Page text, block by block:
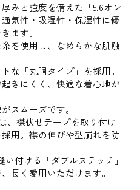
みと強度を備えた「5.6オン
気性・吸湿性・保湿性に優
ます。
を使用し、なめらかな肌触
な「丸胴タイプ」を採用。
きにくく、快適な着心地が
スムーズです。
、襟伏せテープを取り付け
用。襟の伸びや型崩れを防
い付ける「ダブルステッチ」
長く愛用いただけます。